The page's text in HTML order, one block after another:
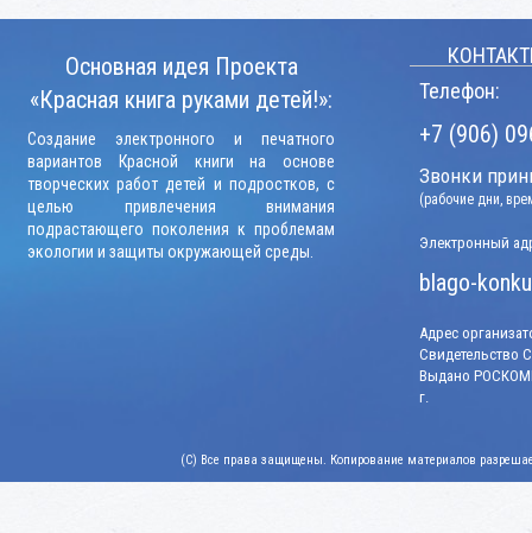
Основная идея Проекта
«Красная книга руками детей!»:
Создание электронного и печатного
вариантов Красной книги на основе
творческих работ детей и подростков, с
целью привлечения внимания
подрастающего поколения к проблемам
экологии и защиты окружающей среды.
Телефон:
+7 (906)
Звонки
(рабочие дни,
Электронный
blago-
Адрес
Свидетельство
Выдано
г.
(C) Все права защищены. Копирование материалов